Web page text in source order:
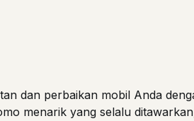
dan perbaikan mobil Anda
menarik yang selalu